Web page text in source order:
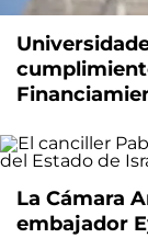
La Cámara
embajador